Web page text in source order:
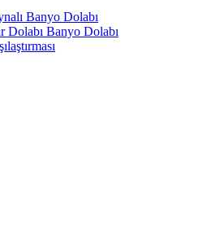
Banyo Dolabı
Banyo Dolabı